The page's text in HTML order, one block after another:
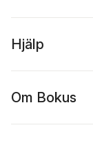
Hjälp
Om Bokus